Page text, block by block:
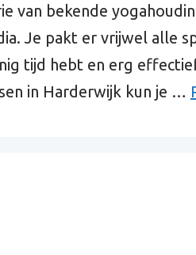
van bekende
Je pakt er vrijwel alle
tijd hebt en erg
in Harderwijk kun je …